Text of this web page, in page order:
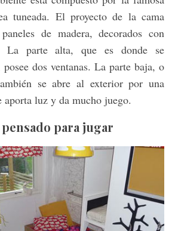
tuneada. El proyecto de la cama
de madera, decorados con
La parte alta, que es donde se
dos ventanas. La parte baja, o
se abre al exterior por una
aporta luz y da mucho juego.
para jugar